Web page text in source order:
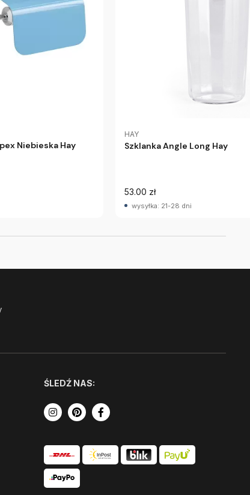
Niebieska Hay
HAY
Szklanka Angle Long Hay
53.00 zł
wysyłka: 21-28 dni
ŚLEDŹ NAS: